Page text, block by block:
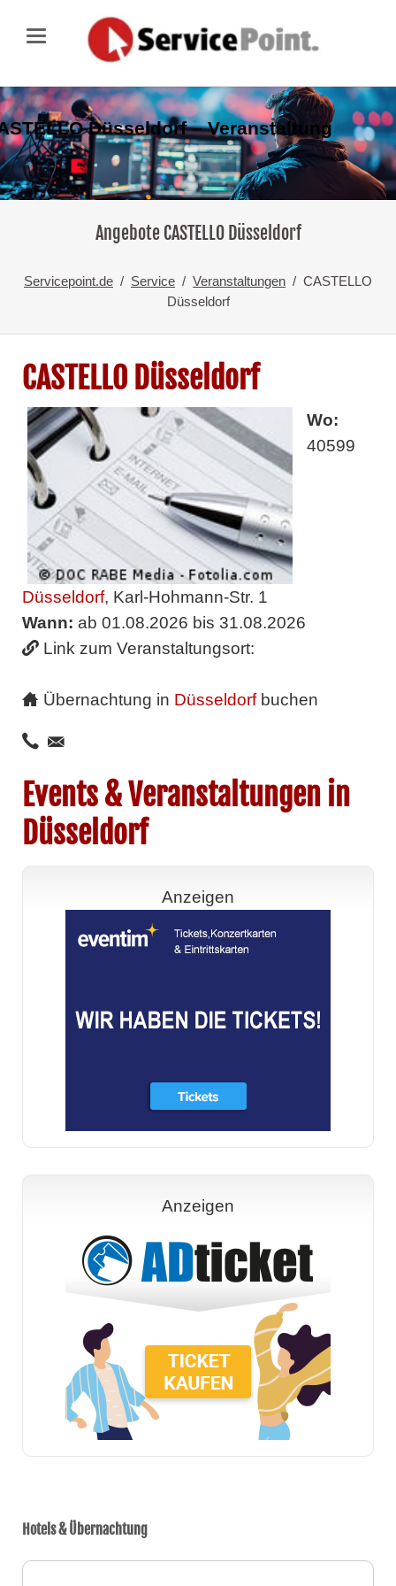
Düsseldorf – Veranstaltung
Angebote CASTELLO Düsseldorf
Servicepoint.de Service Veranstaltungen
CASTELLO
Düsseldorf
CASTELLO Düsseldorf
Wo:
40599
Düsseldorf, Karl-Hohmann-Str. 1
Wann: ab 01.08.2026 bis 31.08.2026
Link zum Veranstaltungsort:
Übernachtung in Düsseldorfbuchen
Events & Veranstaltungen in
Düsseldorf
Anzeigen
Anzeigen
Hotels & Übernachtung